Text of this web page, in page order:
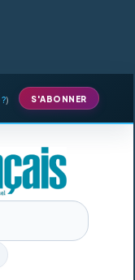
) S'ABONNER